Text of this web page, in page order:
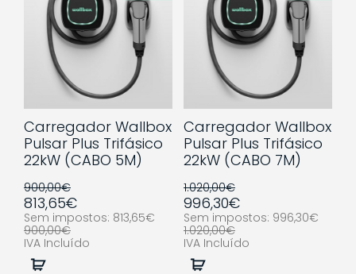
Carregador Wallbox
Pulsar Plus Trifásico
22kW (CABO 5M)
900,00€
813,65€
Sem impostos: 813,65€
900,00€
IVA Incluído
Comprar
Carregador Wallbox
Pulsar Plus Trifásico
22kW (CABO 7M)
1.020,00€
996,30€
Sem impostos: 996,30€
1.020,00€
IVA Incluído
Comprar